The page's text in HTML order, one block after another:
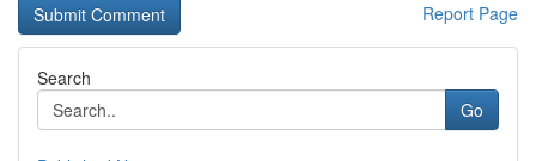
Report Page
Search
Go